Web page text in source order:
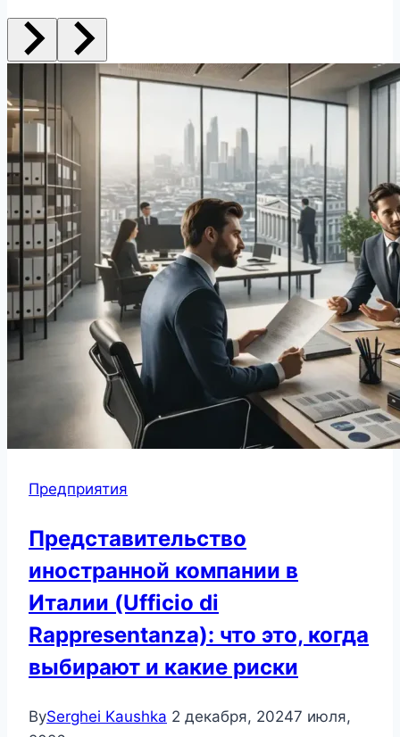
Предприятия
Представительство
иностранной компании в
Италии (Ufficio di
Rappresentanza): что это, когда
выбирают и какие риски
BySerghei Kaushka 2 декабря, 20247 июля,